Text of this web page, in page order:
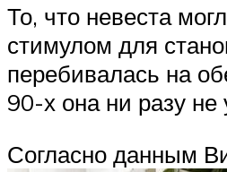
То, что невеста
стимулом для
перебивалась на
90-х она ни разу не
Согласно данным